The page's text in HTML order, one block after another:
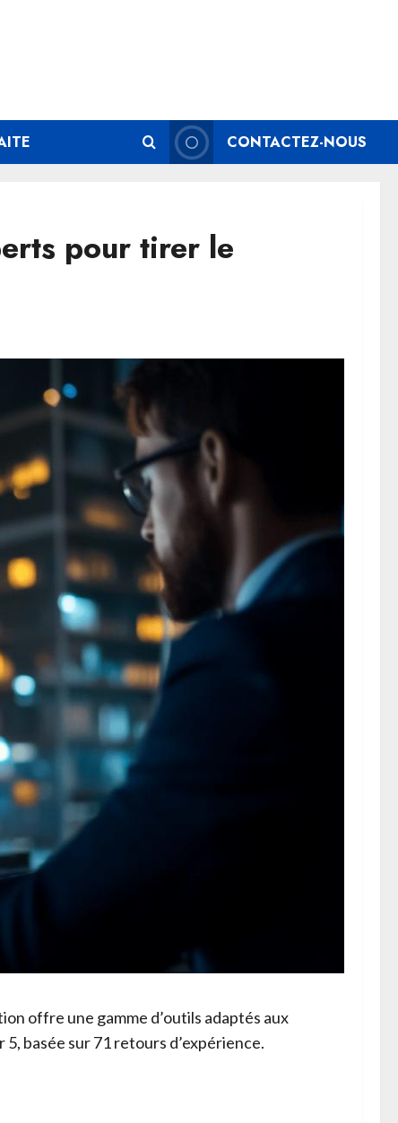
CONTACTEZ-NOUS
pour tirer le
offre une gamme d’outils adaptés aux
basée sur 71 retours d’expérience.